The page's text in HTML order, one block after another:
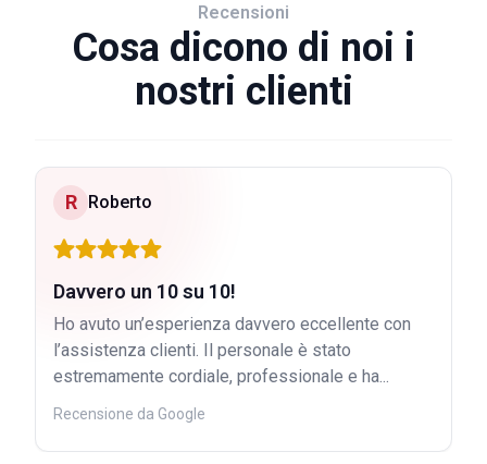
Recensioni
Cosa dicono di noi i
nostri clienti
R Roberto
Davvero un 10 su 10!
Ho avuto un’esperienza davvero eccellente con
l’assistenza clienti. Il personale è stato
estremamente cordiale, professionale e ha...
Recensione da Google